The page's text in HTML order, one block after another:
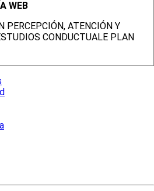
WEB
PERCEPCIÓN, ATENCIÓN Y
CONDUCTUALE PLAN